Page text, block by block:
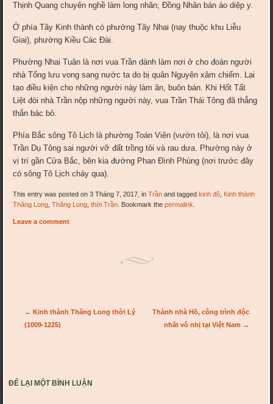
Thịnh Quang chuyên nghề làm long nhãn; Đồng Nhân bán áo diệp y.
Ở phía Tây Kinh thành có phường Tây Nhai (nay thuộc khu Liễu
Giai), phường Kiều Các Đài.
Phường Nhai Tuân là nơi vua Trần dành làm nơi ở cho đoàn người
nhà Tống lưu vong sang nước ta do bị quân Nguyên xâm chiếm. Lại
tạo điều kiện cho những người này làm ăn, buôn bán. Khi Hốt Tất
Liệt đòi nhà Trần nộp những người này, vua Trần Thái Tông đã thẳng
thắn bác bỏ.
Phía Bắc sông Tô Lịch là phường Toán Viên (vườn tỏi), là nơi vua
Trần Dụ Tông sai người vỡ đất trồng tỏi và rau dưa. Phường này ở
vị trí gần Cửa Bắc, bên kia đường Phan Đình Phùng (nơi trước đây
có sông Tô Lịch chảy qua).
This entry was posted on 3 Tháng 7, 2017, inTrần and tagged kinh đô
Kinh thành
Thăng Long ,Thăng Long ,thời Trần . Bookmark thepermalink
Leave a comment
Post navigation
← Kinh thành Thăng Long thời Lý
(1009-1225)
Thành nhà Hồ, công trình độc
nhất vô nhị tại Việt Nam →
ĐỂ LẠI MỘT BÌNH LUẬN